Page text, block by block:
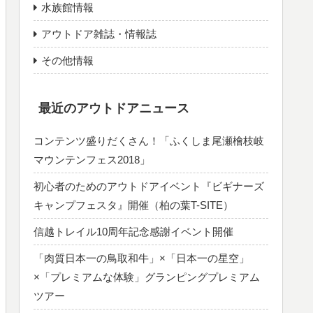
水族館情報
アウトドア雑誌・情報誌
その他情報
最近のアウトドアニュース
コンテンツ盛りだくさん！「ふくしま尾瀬檜枝岐
マウンテンフェス2018」
初心者のためのアウトドアイベント『ビギナーズ
キャンプフェスタ』開催（柏の葉T-SITE）
信越トレイル10周年記念感謝イベント開催
「肉質日本一の鳥取和牛」×「日本一の星空」
×「プレミアムな体験」グランピングプレミアム
ツアー